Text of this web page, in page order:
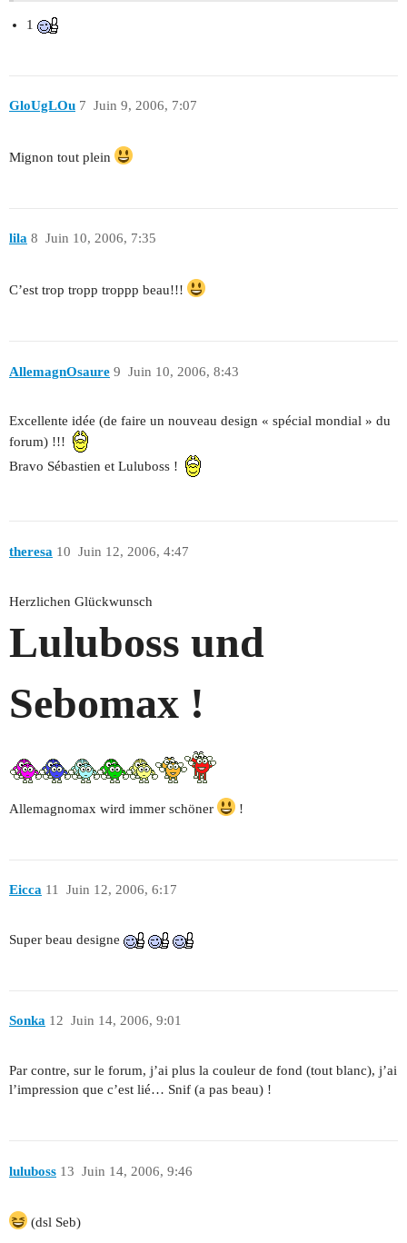
1
GloUgLOu Juin 9, 2006, 7:07
7
Mignon tout plein
lila Juin 10, 2006, 7:35
8
C’est trop tropp troppp beau!!!
AllemagnOsaure Juin 10, 2006, 8:43
9
Excellente idée (de faire un nouveau design « spécial mondial » du
forum) !!!
Bravo Sébastien et Luluboss !
theresa Juin 12, 2006, 4:47
10
Herzlichen Glückwunsch
Luluboss und
Sebomax !
Allemagnomax wird immer schöner !
Eicca Juin 12, 2006, 6:17
11
Super beau designe
Sonka Juin 14, 2006, 9:01
12
Par contre, sur le forum, j’ai plus la couleur de fond (tout blanc), j’ai
l’impression que c’est lié… Snif (a pas beau) !
luluboss Juin 14, 2006, 9:46
13
(dsl Seb)